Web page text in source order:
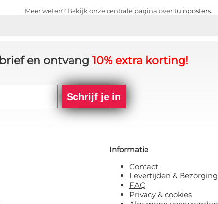
Meer weten? Bekijk onze centrale pagina overtuinposters.
en ontvang 10% extra korting!
Schrijf je in
Informatie
Contact
Levertijden & Bezorging
FAQ
Privacy & cookies